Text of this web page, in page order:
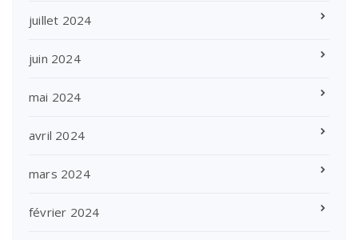
juillet 2024
juin 2024
mai 2024
avril 2024
mars 2024
février 2024